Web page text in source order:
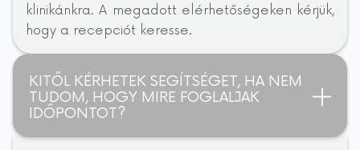
klinikánkra. A megadott elérhetőségeken kérjük,
hogy a recepciót keresse.
KITŐL KÉRHETEK SEGÍTSÉGET, HA NEM
TUDOM, HOGY MIRE FOGLALJAK
IDŐPONTOT?